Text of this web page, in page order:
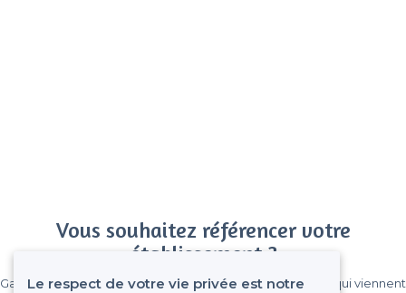
Vous souhaitez référencer votre
établissement ?
Gagnez de nombreux clients parmi le million de visiteurs qui viennent
Le respect de votre vie privée est notre